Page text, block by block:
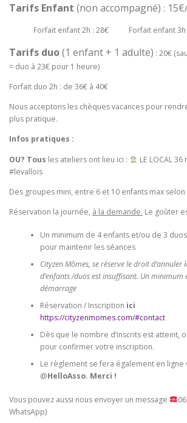
Tarifs Enfant (non accompagné) :
Forfait enfant 2h : 28€ Forfait enfant 3h
Tarifs duo(1 enfant + 1 adulte) : 20€
= duo à 23€ pour 1 heure)
Forfait duo 2h : de 36€ à 40€
Nous acceptons les chèques vacances pour
plus pratique.
Infos pratiques :
OU? Tous les ateliers ont lieu ici :
LE LOCAL
#levallois
Des groupes mini, entre 6 et 10 enfants max
Réservation la journée, à la demande. Le goûter
Un minimum de 4 enfants et/ou de 3
pour maintenir les séances
Cityzen Mômes, se réserve le droit
d’enfants /duos est insuffisant. Un minimum
démarrage
Réservation / Inscription ici
https://cityzenmomes.com/#contact
Dès que le nombre d’inscrits est atteint,
pour confirmer votre inscription.
Le règlement se fera également en ligne
@HelloAsso. Merci !
Vous pouvez aussi nous envoyer un message
WhatsApp)